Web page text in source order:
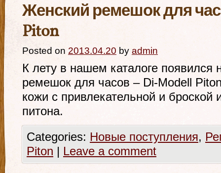
Женский ремешок для
Piton
Posted on 2013.04.20 by admin
К лету в нашем каталоге появился
ремешок для часов – Di-Modell
кожи с привлекательной и броской
питона.
Categories: Новые поступления,
Piton | Leave a comment